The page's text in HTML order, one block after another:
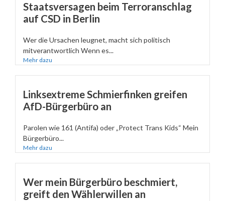
Staatsversagen beim Terroranschlag
auf CSD in Berlin
Wer die Ursachen leugnet, macht sich politisch
mitverantwortlich Wenn es...
Mehr dazu
Linksextreme Schmierfinken greifen
AfD-Bürgerbüro an
Parolen wie 161 (Antifa) oder „Protect Trans Kids“ Mein
Bürgerbüro...
Mehr dazu
Wer mein Bürgerbüro beschmiert,
greift den Wählerwillen an